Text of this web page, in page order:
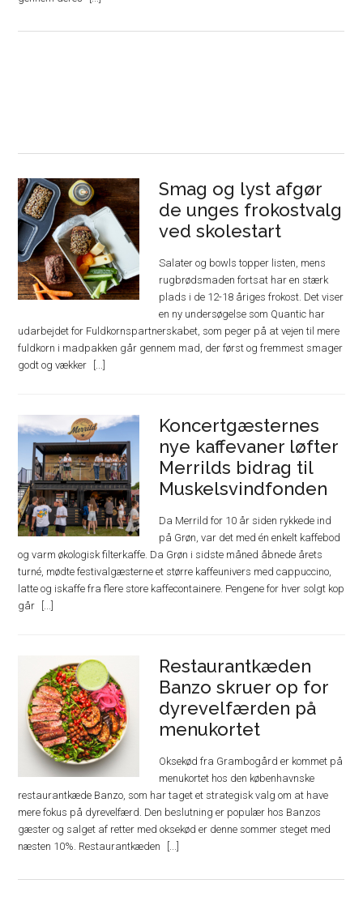
Smag og lyst afgør
de unges frokostvalg
ved skolestart
Salater og bowls topper listen, mens
rugbrødsmaden fortsat har en stærk
plads i de 12-18 åriges frokost. Det viser
en ny undersøgelse som Quantic har
udarbejdet for Fuldkornspartnerskabet, som peger på at vejen til mere
fuldkorn i madpakken går gennem mad, der først og fremmest smager
godt og vækker
Koncertgæsternes
nye kaffevaner løfter
Merrilds bidrag til
Muskelsvindfonden
Da Merrild for 10 år siden rykkede ind
på Grøn, var det med én enkelt kaffebod
og varm økologisk filterkaffe. Da Grøn i sidste måned åbnede årets
turné, mødte festivalgæsterne et større kaffeunivers med cappuccino,
latte og iskaffe fra flere store kaffecontainere. Pengene for hver solgt kop
går
Restaurantkæden
Banzo skruer op for
dyrevelfærden på
menukortet
Oksekød fra Grambogård er kommet på
menukortet hos den københavnske
restaurantkæde Banzo, som har taget et strategisk valg om at have
mere fokus på dyrevelfærd. Den beslutning er populær hos Banzos
gæster og salget af retter med oksekød er denne sommer steget med
næsten 10%. Restaurantkæden